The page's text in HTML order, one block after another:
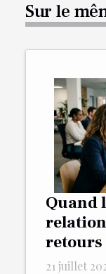
Sur le
Quand
21 juillet